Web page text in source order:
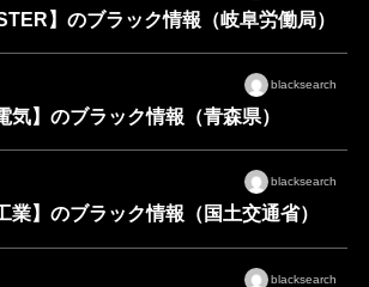
】のブラック情報（岐阜労働局）
blacksearch
気】のブラック情報（青森県）
blacksearch
業】のブラック情報（国土交通省）
blacksearch